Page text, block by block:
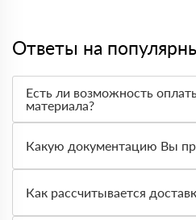
Ответы на
Есть ли возможность
материала?
оплата по факту получения
доставленный товар был
Вы вправе от него отказаться.
Какую документацию Вы
сертификаты и паспорта
транспортную накладную.
Как рассчитывается